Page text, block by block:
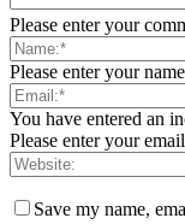
Please enter your
Please enter your
You have entered an
Please enter your
Save my name,